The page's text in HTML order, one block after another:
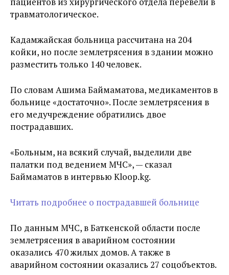
травматологическое.
Кадамжайская больница рассчитана на 204
койки, но после землетрясения в здании можно
разместить только 140 человек.
По словам Ашима Баймаматова, медикаментов в
больнице «достаточно». После землетрясения в
его медучреждение обратились двое
пострадавших.
«Больным, на всякий случай, выделили две
палатки под ведением МЧС», — сказал
Баймаматов в интервью Kloop.kg.
Читать подробнее о пострадавшей больнице
По данным МЧС, в Баткенской области после
землетрясения в аварийном состоянии
оказались 470 жилых домов. А также в
аварийном состоянии оказались 27 соцобъектов.